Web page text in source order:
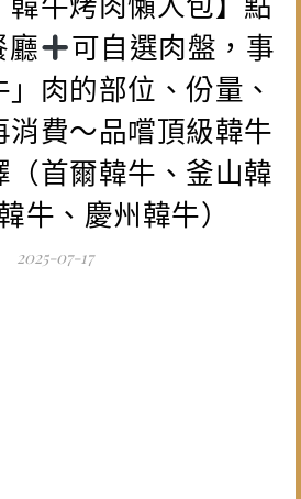
廳
可自選肉盤，事
肉的部位、份量、
消費～品嚐頂級韓牛
（首爾韓牛、釜山韓
牛、慶州韓牛）
2025-07-17